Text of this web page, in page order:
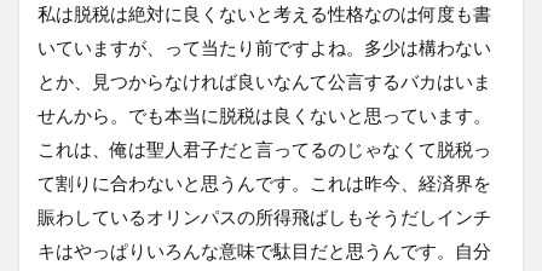
私は脱税は絶対に良くないと考える性格なのは何度も書
いていますが、って当たり前ですよね。多少は構わない
とか、見つからなければ良いなんて公言するバカはいま
せんから。でも本当に脱税は良くないと思っています。
これは、俺は聖人君子だと言ってるのじゃなくて脱税っ
て割りに合わないと思うんです。これは昨今、経済界を
賑わしているオリンパスの所得飛ばしもそうだしインチ
キはやっぱりいろんな意味で駄目だと思うんです。自分